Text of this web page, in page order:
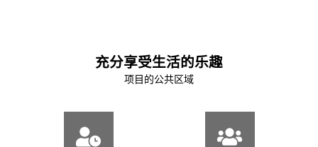
充分享受生活的乐趣
项目的公共区域